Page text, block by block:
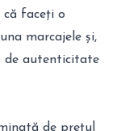
faceți o
marcajele și,
de autenticitate
de prețul